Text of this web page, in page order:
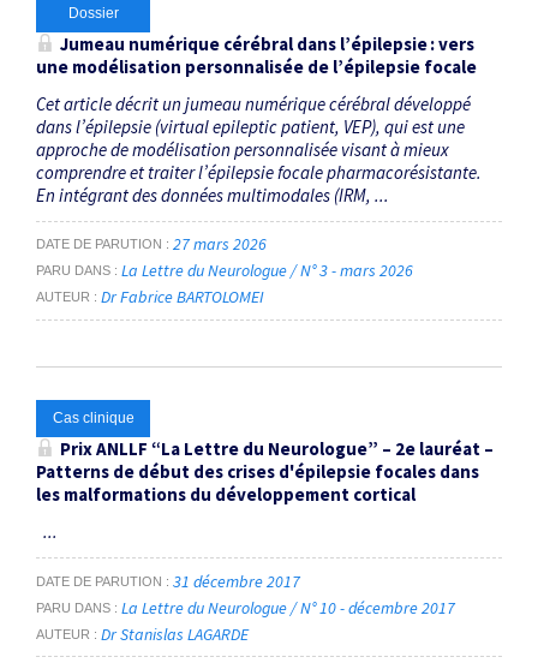
SEEG ×
Dates
Du
au
RECHERCHER
Dossier
Jumeau numérique cérébral dans l’épilepsie : vers
une modélisation personnalisée de l’épilepsie focale
Cet article décrit un jumeau numérique cérébral développé
dans l’épilepsie (virtual epileptic patient, VEP), qui est une
approche de modélisation personnalisée visant à mieux
comprendre et traiter l’épilepsie focale pharmacorésistante.
En intégrant des données multimodales (IRM, ...
DATE DE PARUTION 27 mars 2026
PARU DANS La Lettre du Neurologue / N° 3 - mars 2026
AUTEUR Dr Fabrice BARTOLOMEI
Cas clinique
Prix ANLLF “La Lettre du Neurologue” – 2e lauréat –
Patterns de début des crises d'épilepsie focales dans
les malformations du développement cortical
...
DATE DE PARUTION 31 décembre 2017
PARU DANS La Lettre du Neurologue / N° 10 - décembre 2017
AUTEUR Dr Stanislas LAGARDE